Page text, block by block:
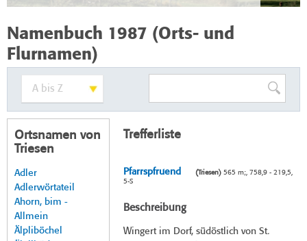
Namenbuch 1987 (Orts- und
Flurnamen)
Ortsnamen von
Triesen
Adler
Adlerwörtateil
Ahorn, bim -
Allmein
Älpliböchel
Trefferliste
Pfarrspfruend (Triesen)565 m;, 758,9 - 219,5,
5-S
Beschreibung
Wingert im Dorf, südöstlich von St.